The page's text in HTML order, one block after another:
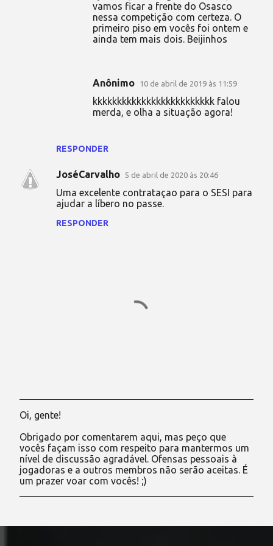
RESPONDER
vamos ficar a frente do Osasco
nessa competição com certeza. O
primeiro piso em vocês foi ontem e
ainda tem mais dois. Beijinhos
Anônimo 10 de abril de 2019 às 11:59
kkkkkkkkkkkkkkkkkkkkkkkkk falou
merda, e olha a situação agora!
JoséCarvalho 5 de abril de 2020 às 20:46
Uma excelente contrataçao para o SESI para
ajudar a líbero no passe.
RESPONDER
P
s
t
a
r
u
m
m
Oi, gente!
Obrigado por comentarem aqui, mas peço que
vocês façam isso com respeito para mantermos um
nível de discussão agradável. Ofensas pessoais à
jogadoras e a outros membros não serão aceitas. É
um prazer voar com vocês! ;)